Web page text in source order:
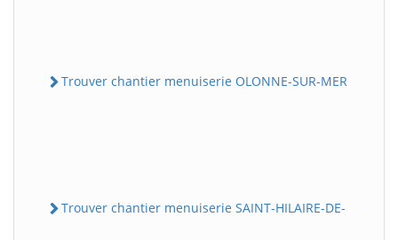
Trouver chantier menuiserie OLONNE-SUR-MER
Trouver chantier menuiserie SAINT-HILAIRE-DE-